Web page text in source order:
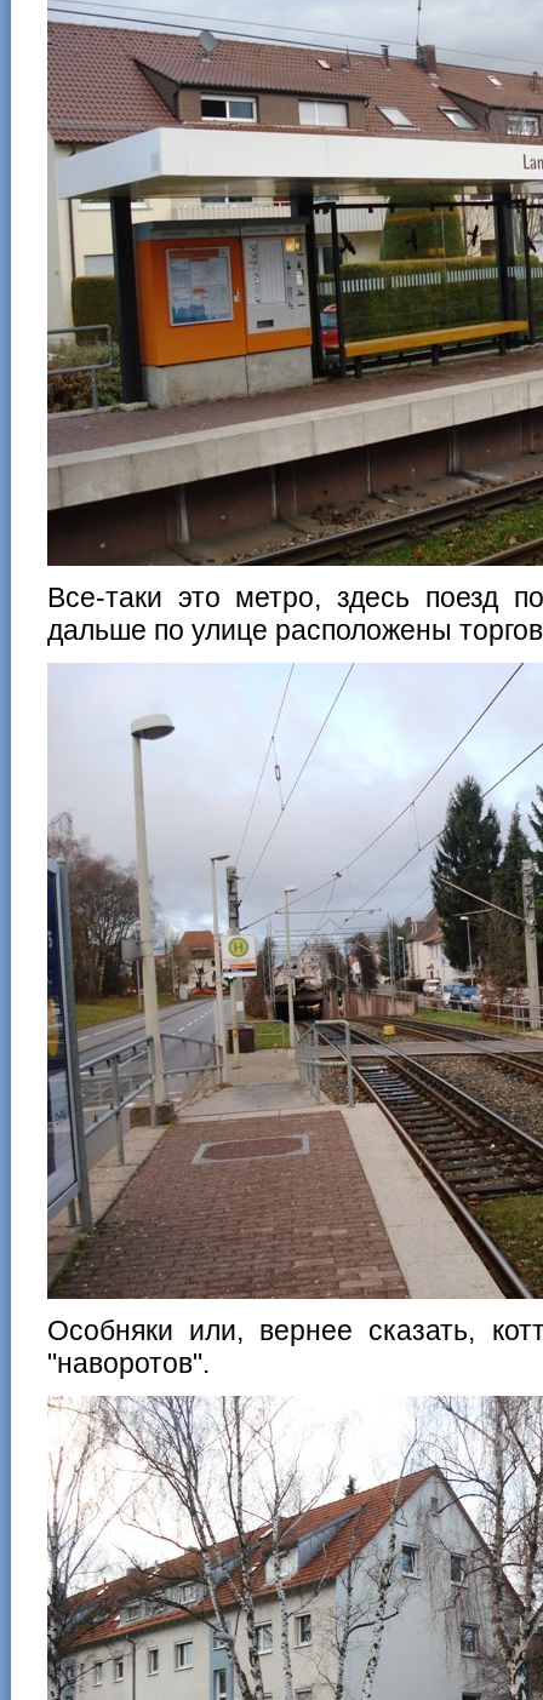
Все-таки это метро, здесь поезд
дальше по улице расположены
Особняки или, вернее сказать,
"наворотов".